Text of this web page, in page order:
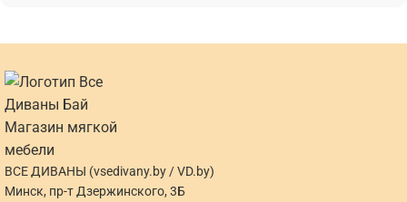
ВСЕ ДИВАНЫ (vsedivany.by / VD.by)
Минск, пр-т Дзержинского, 3Б